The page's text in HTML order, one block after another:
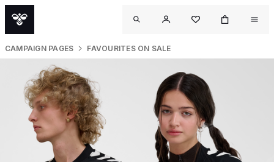
CAMPAIGN PAGES FAVOURITES ON SALE